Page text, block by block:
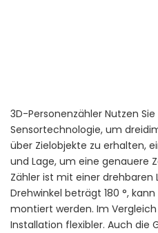
3D-Personenzähler Nutzen
Sensortechnologie, um
über Zielobjekte zu erhalten,
und Lage, um eine genauere
Zähler ist mit einer
Drehwinkel beträgt 180 °,
montiert werden. Im
Installation flexibler. Auch die